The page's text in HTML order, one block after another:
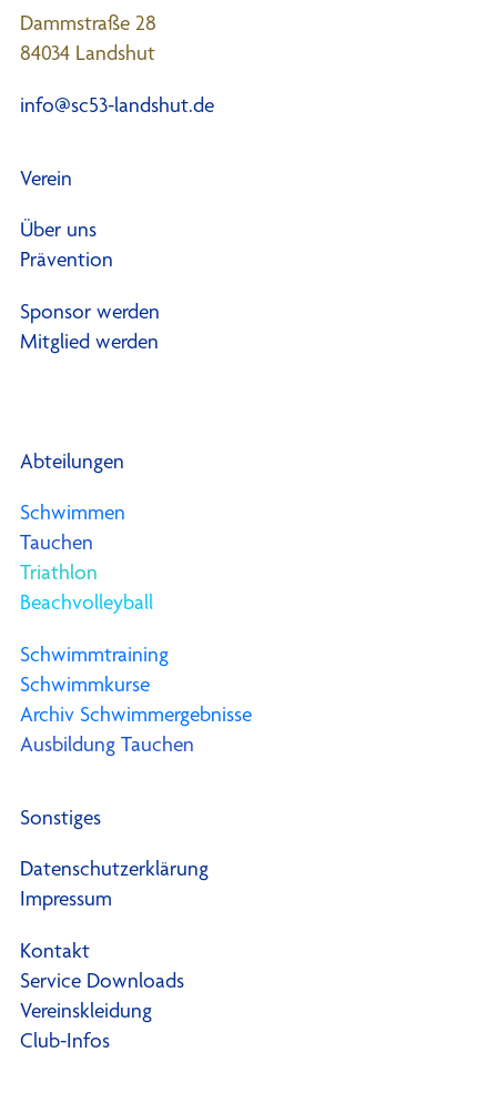
Dammstraße 28
84034 Landshut
info@sc53-landshut.de
Verein
Über uns
Prävention
Sponsor werden
Mitglied werden
Abteilungen
Schwimmen
Tauchen
Triathlon
Beachvolleyball
Schwimmtraining
Schwimmkurse
Archiv Schwimmergebnisse
Ausbildung Tauchen
Sonstiges
Datenschutzerklärung
Impressum
Kontakt
Service Downloads
Vereinskleidung
Club-Infos